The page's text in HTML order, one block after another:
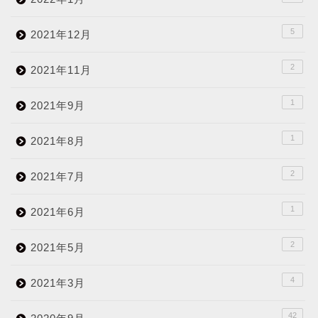
2021年12月 5
2021年11月 2
2021年9月 1
2021年8月 1
2021年7月 2
2021年6月 1
2021年5月 2
2021年3月 4
42